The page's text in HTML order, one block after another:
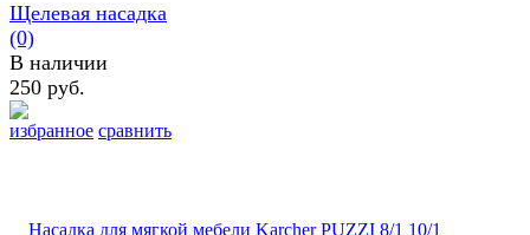
избранное сравнить
Щелевая насадка
(0)
В наличии
250 руб.